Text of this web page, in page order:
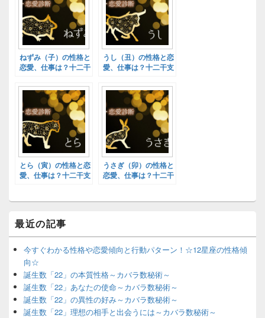
ねずみ（子）の性格と
恋愛、仕事は？十二干
うし（丑）の性格と恋
愛、仕事は？十二干支
とら（寅）の性格と恋
愛、仕事は？十二干支
うさぎ（卯）の性格と
恋愛、仕事は？十二干
最近の記事
今すぐわかる性格や恋愛傾向と行動パターン！☆12星座の性格傾
向☆
誕生数「22」の本質性格～カバラ数秘術～
誕生数「22」あなたの使命～カバラ数秘術～
誕生数「22」の異性の好み～カバラ数秘術～
誕生数「22」理想の相手と出会うには～カバラ数秘術～